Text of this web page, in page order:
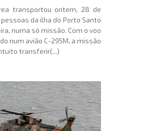
transportou ontem, 28 de
da ilha do Porto Santo
numa só missão. Com o voo
num avião C-295M, a missão
transferir(...)